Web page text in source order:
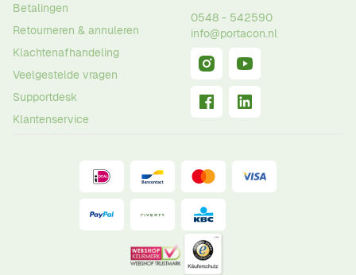
Betalingen
Retourneren & annuleren
Klachtenafhandeling
Veelgestelde vragen
Supportdesk
Klantenservice
0548 - 542590
info@portacon.nl